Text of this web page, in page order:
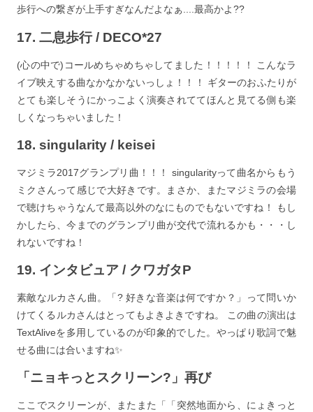
歩行への繋ぎが上手すぎなんだよなぁ....最高かよ??
17. 二息歩行 / DECO*27
(心の中で)コールめちゃめちゃしてました！！！！！ こんなラ
イブ映えする曲なかなかないっしょ！！！ ギターのおふたりが
とても楽しそうにかっこよく演奏されててほんと見てる側も楽
しくなっちゃいました！
18. singularity / keisei
マジミラ2017グランプリ曲！！！ singularityって曲名からもう
ミクさんって感じで大好きです。まさか、またマジミラの会場
で聴けちゃうなんて最高以外のなにものでもないですね！ もし
かしたら、今までのグランプリ曲が交代で流れるかも・・・し
れないですね！
19. インタビュア / クワガタP
素敵なルカさん曲。「? 好きな音楽は何ですか？」って問いか
けてくるルカさんはとってもよきよきですね。 この曲の演出は
TextAliveを多用しているのが印象的でした。やっぱり歌詞で魅
せる曲には合いますね✨
「ニョキっとスクリーン?」再び
ここでスクリーンが、またまた「「突然地面から、にょきっと